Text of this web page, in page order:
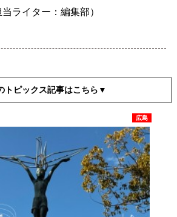
当ライター：編集部）
トピックス記事はこちら▼
広島